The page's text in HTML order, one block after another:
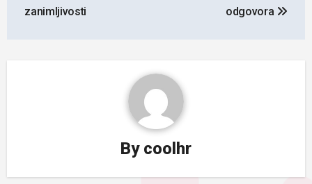
zanimljivosti
odgovora
By coolhr